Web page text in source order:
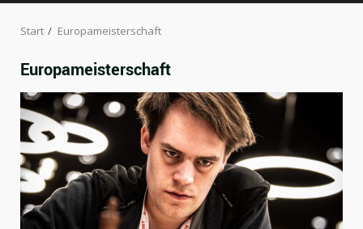
Start Europameisterschaft
Europameisterschaft